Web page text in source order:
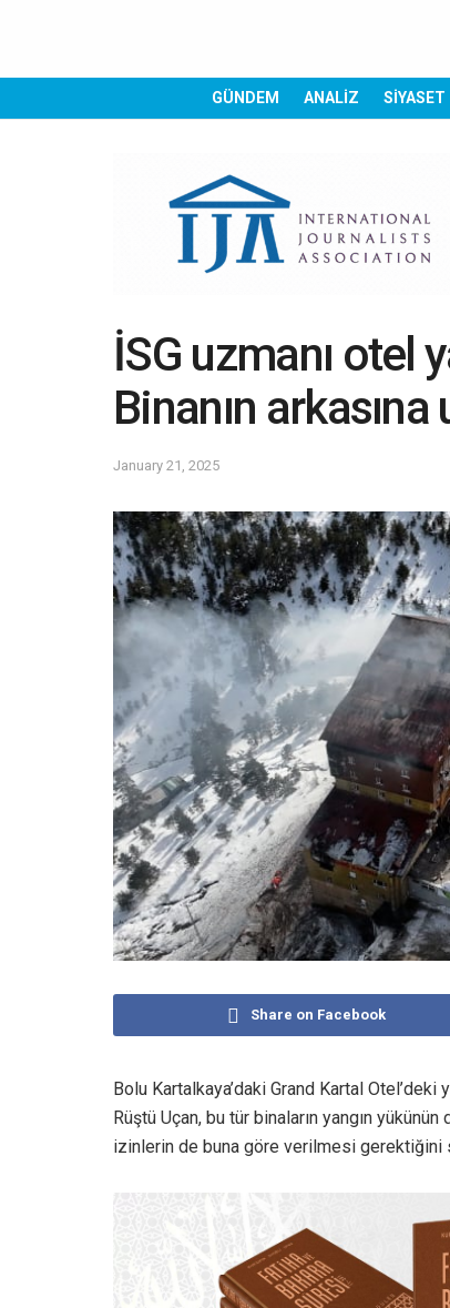
GÜNDEM ANALİZ SİYASET
İSG uzmanı otel
Binanın
January 21, 2025
Share on Facebook
Bolu Kartalkaya’daki Grand Kartal Otel’deki
Rüştü Uçan, bu tür binaların yangın
izinlerin de buna göre verilmesi gerektiğini